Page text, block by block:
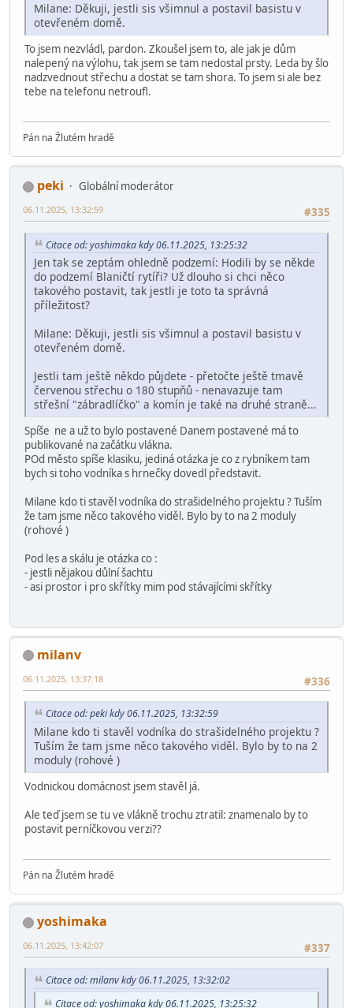
Milane: Děkuji, jestli sis všimnul a postavil basistu v
otevřeném domě.
To jsem nezvládl, pardon. Zkoušel jsem to, ale jak je dům
nalepený na výlohu, tak jsem se tam nedostal prsty. Leda by šlo
nadzvednout střechu a dostat se tam shora. To jsem si ale bez
tebe na telefonu netroufl.
Pán na Žlutém hradě
peki
Globální moderátor
#335
06.11.2025, 13:32:59
Citace od: yoshimaka kdy 06.11.2025, 13:25:32
Jen tak se zeptám ohledně podzemí: Hodili by se někde
do podzemí Blaničtí rytíři? Už dlouho si chci něco
takového postavit, tak jestli je toto ta správná
příležitost?
Milane: Děkuji, jestli sis všimnul a postavil basistu v
otevřeném domě.
Jestli tam ještě někdo půjdete - přetočte ještě tmavě
červenou střechu o 180 stupňů - nenavazuje tam
střešní "zábradlíčko" a komín je také na druhé straně...
Spíše ne a už to bylo postavené Danem postavené má to
publikované na začátku vlákna.
POd město spíše klasiku, jediná otázka je co z rybníkem tam
bych si toho vodníka s hrnečky dovedl představit.
Milane kdo ti stavěl vodníka do strašidelného projektu ? Tuším
že tam jsme něco takového viděl. Bylo by to na 2 moduly
(rohové )
Pod les a skálu je otázka co :
- jestli nějakou důlní šachtu
- asi prostor i pro skřítky mim pod stávajícími skřítky
milanv
#336
06.11.2025, 13:37:18
Citace od: peki kdy 06.11.2025, 13:32:59
Milane kdo ti stavěl vodníka do strašidelného projektu ?
Tuším že tam jsme něco takového viděl. Bylo by to na 2
moduly (rohové )
Vodnickou domácnost jsem stavěl já.
Ale teď jsem se tu ve vlákně trochu ztratil: znamenalo by to
postavit perníčkovou verzi??
Pán na Žlutém hradě
yoshimaka
#337
06.11.2025, 13:42:07
Citace od: milanv kdy 06.11.2025, 13:32:02
Citace od: yoshimaka kdy 06.11.2025, 13:25:32